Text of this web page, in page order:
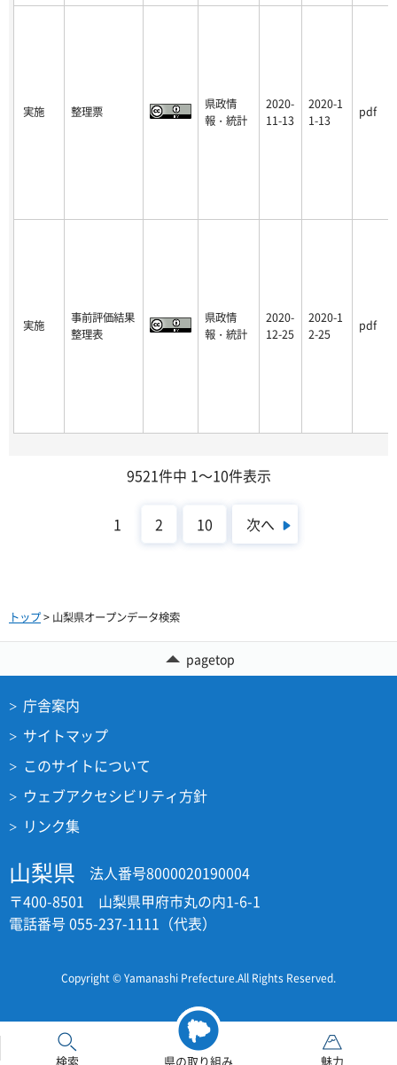
検索 県の取り組み 魅力
実施 整理票
県政情
報・統計
2020-
11-13
2020-1
1-13
pdf
実施
事前評価結果
整理表
県政情
報・統計
2020-
12-25
2020-1
2-25
pdf
9521件中 1～10件表示
1 2 10 次へ
トップ> 山梨県オープンデータ検索
pagetop
庁舎案内
サイトマップ
このサイトについて
ウェブアクセシビリティ方針
リンク集
山梨県
法人番号8000020190004
〒400-8501 山梨県甲府市丸の内1-6-1
電話番号 055-237-1111（代表）
Copyright © Yamanashi Prefecture.All Rights Reserved.